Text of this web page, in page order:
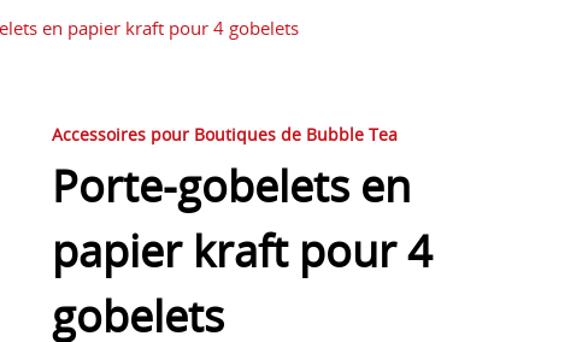
en papier kraft pour 4 gobelets
Accessoires pour Boutiques de Bubble Tea
Porte-gobelets en
papier kraft pour 4
gobelets